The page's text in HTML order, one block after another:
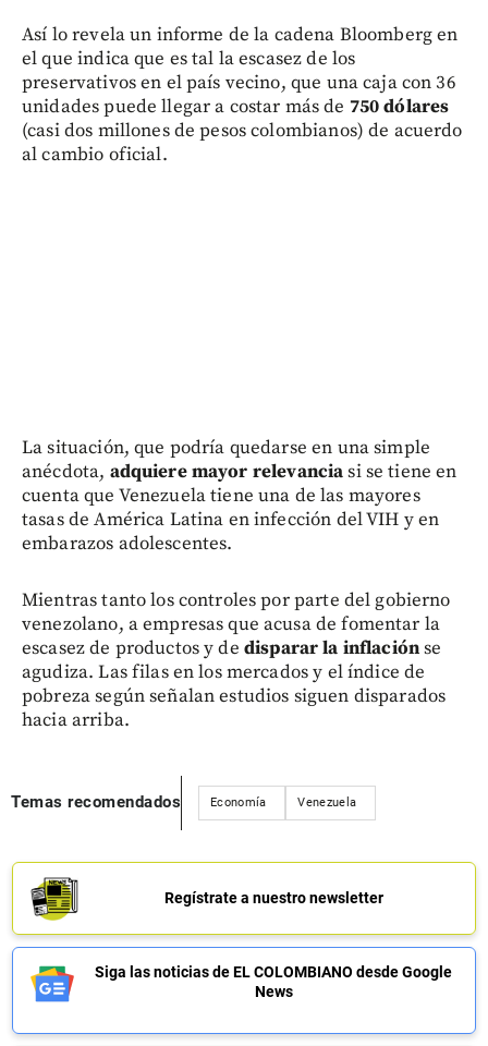
Así lo revela un informe de la cadena Bloomberg en
el que indica que es tal la escasez de los
preservativos en el país vecino, que una caja con 36
unidades puede llegar a costar más de 750 dólares
(casi dos millones de pesos colombianos) de acuerdo
al cambio oficial.
La situación, que podría quedarse en una simple
anécdota, adquiere mayor relevanciasi se tiene en
cuenta que Venezuela tiene una de las mayores
tasas de América Latina en infección del VIH y en
embarazos adolescentes.
Mientras tanto los controles por parte del gobierno
venezolano, a empresas que acusa de fomentar la
escasez de productos y de disparar la inflaciónse
agudiza. Las filas en los mercados y el índice de
pobreza según señalan estudios siguen disparados
hacia arriba.
Temas recomendados Economía Venezuela
Regístrate a nuestro newsletter
Siga las noticias de EL COLOMBIANO desde Google
News